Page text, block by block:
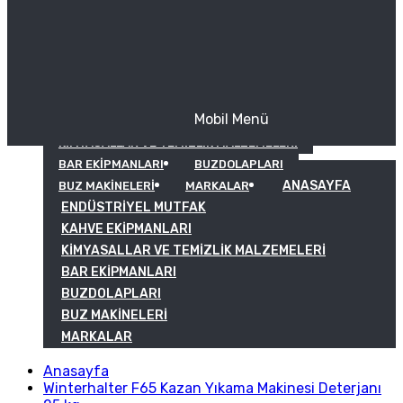
KIMYASALLAR VE TEMIZLIK MALZEMELERI
BAR EKIPMANLARI
BUZDOLAPLARI
BUZ MAKINELERI
MARKALAR
Mobil Menü
ANASAYFA
ENDÜSTRIYEL MUTFAK
KAHVE EKIPMANLARI
KIMYASALLAR VE TEMIZLIK MALZEMELERI
BAR EKIPMANLARI
BUZDOLAPLARI
BUZ MAKINELERI
MARKALAR
Anasayfa
Winterhalter F65 Kazan Yıkama Makinesi Deterjanı